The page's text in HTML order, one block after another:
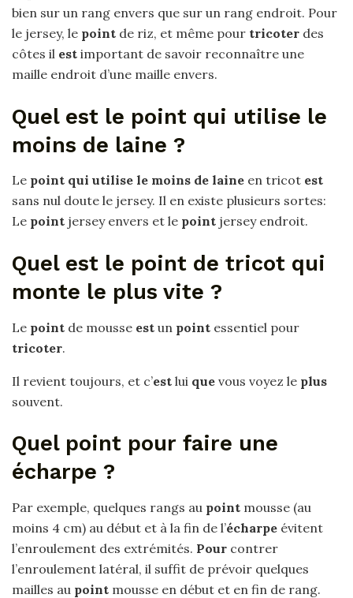
bien sur un rang envers que sur un rang endroit. Pour
le jersey, le point de riz, et même pour tricoter des
côtes il est important de savoir reconnaître une
maille endroit d’une maille envers.
Quel est le point qui utilise le
moins de laine ?
Le point qui utilise le moins de laine en tricot est
sans nul doute le jersey. Il en existe plusieurs sortes:
Le point jersey envers et le point jersey endroit.
Quel est le point de tricot qui
monte le plus vite ?
Le point de mousse est un point essentiel pour
tricoter.
Il revient toujours, et c’est lui que vous voyez le plus
souvent.
Quel point pour faire une
écharpe ?
Par exemple, quelques rangs au point mousse (au
moins 4 cm) au début et à la fin de l’écharpe évitent
l’enroulement des extrémités. Pour contrer
l’enroulement latéral, il suffit de prévoir quelques
mailles au point mousse en début et en fin de rang.